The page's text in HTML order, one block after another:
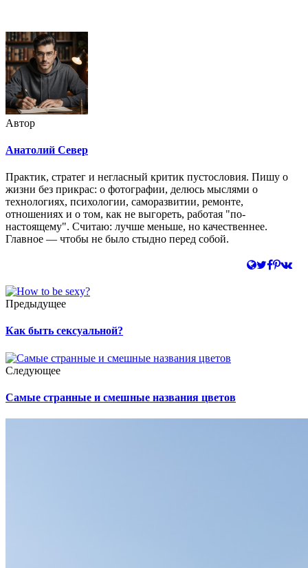
Автор
Анатолий Север
Практик, стратег и негласный критик пустословия. Пишу о
жизни без прикрас: о фотографии, делюсь мыслями о
технологиях, психологии, саморазвитии, ремонте,
отношениях и о том, как не выгореть, работая "по-
настоящему". Считаю: лучше меньше, но качественнее.
Главное — чтобы не было стыдно перед собой.
Предыдущее
Как быть сексуальной?
Следующее
Самые странные и смешные названия цветов